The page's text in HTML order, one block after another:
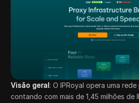
Visão geral: O IPRoyal opera uma
contando com mais de 1,45 milhões de